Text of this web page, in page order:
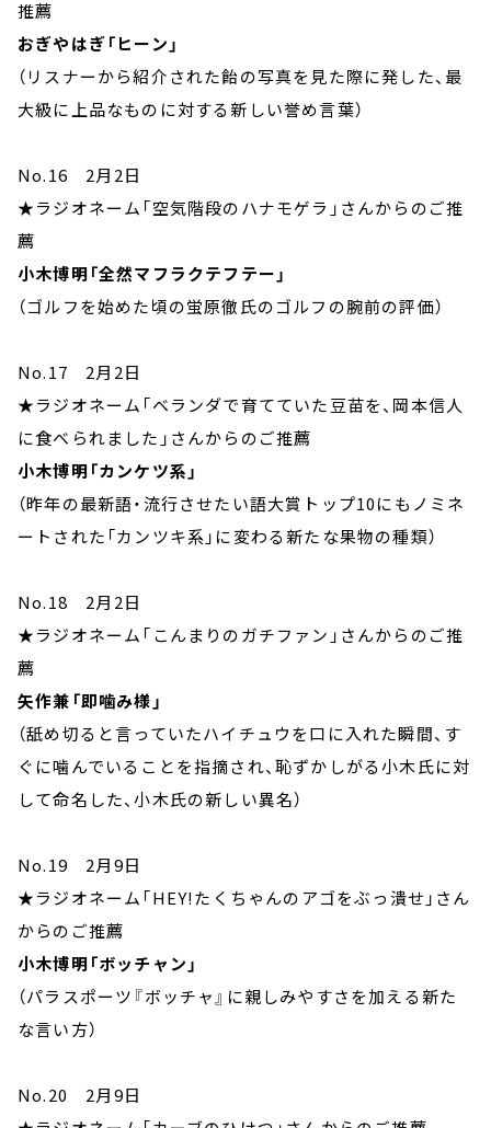
推薦
おぎやはぎ「ヒーン」
（リスナーから紹介された飴の写真を見た際に発した、最
大級に上品なものに対する新しい誉め言葉）
No.16 2月2日
★ラジオネーム「空気階段のハナモゲラ」さんからのご推
薦
小木博明「全然マフラクテフテー」
（ゴルフを始めた頃の蛍原徹氏のゴルフの腕前の評価）
No.17 2月2日
★ラジオネーム「ベランダで育てていた豆苗を、岡本信人
に食べられました」さんからのご推薦
小木博明「カンケツ系」
（昨年の最新語・流行させたい語大賞トップ10にもノミネ
ートされた「カンツキ系」に変わる新たな果物の種類）
No.18 2月2日
★ラジオネーム「こんまりのガチファン」さんからのご推
薦
矢作兼「即噛み様」
（舐め切ると言っていたハイチュウを口に入れた瞬間、す
ぐに噛んでいることを指摘され、恥ずかしがる小木氏に対
して命名した、小木氏の新しい異名）
No.19 2月9日
★ラジオネーム「HEY!たくちゃんのアゴをぶっ潰せ」さん
からのご推薦
小木博明「ボッチャン」
（パラスポーツ『ボッチャ』に親しみやすさを加える新た
な言い方）
No.20 2月9日